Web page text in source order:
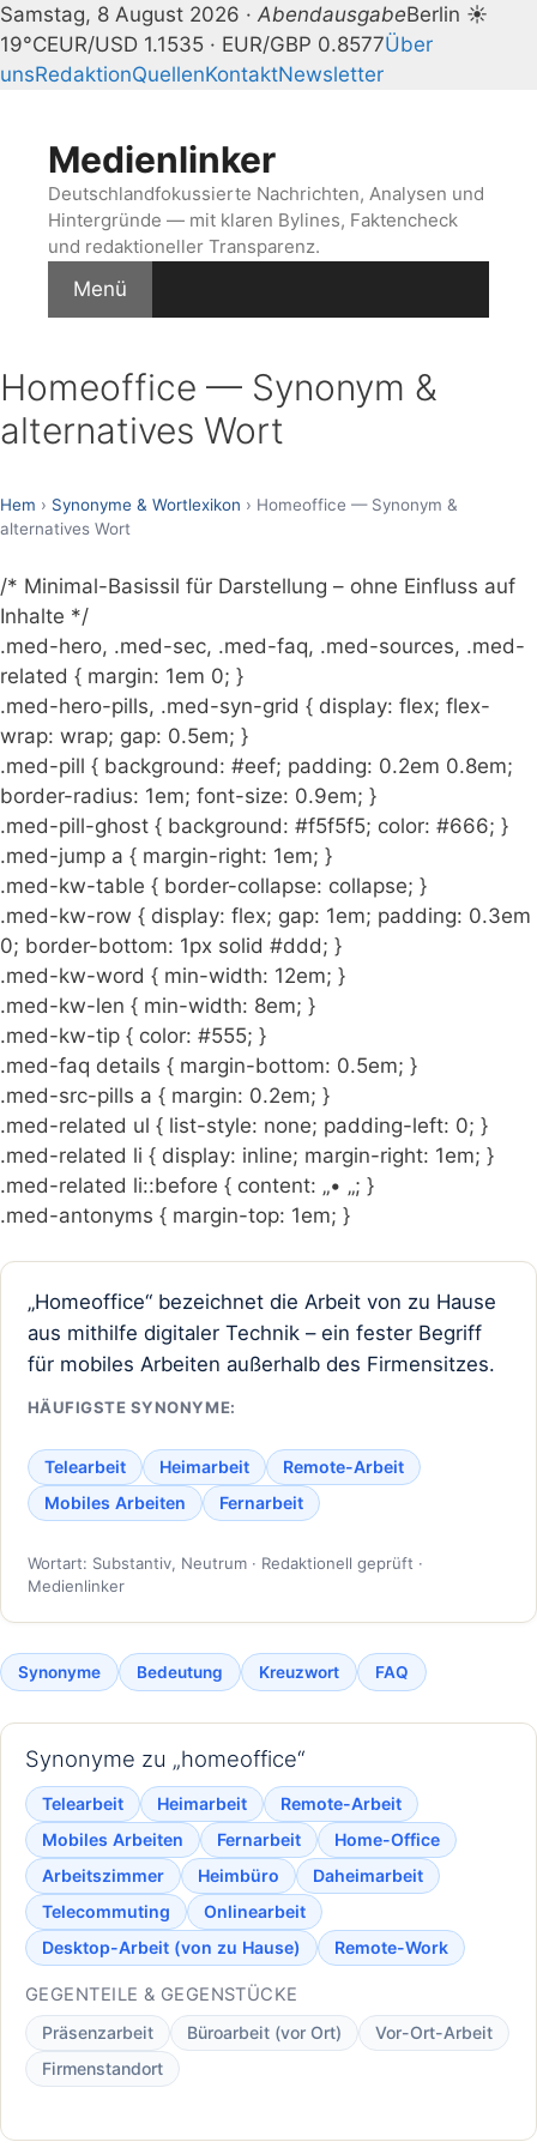
Samstag, 8 August 2026 · AbendausgabeBerlin ☀
19°CEUR/USD 1.1535 · EUR/GBP 0.8577Über
unsRedaktionQuellenKontaktNewsletter
springenMedienlinker
Deutschlandfokussierte Nachrichten, Analysen und
Hintergründe — mit klaren Bylines, Faktencheck
und redaktioneller Transparenz.
Menü
Homeoffice — Synonym &
alternatives Wort
Hem › Synonyme & Wortlexikon › Homeoffice — Synonym &
alternatives Wort
/* Minimal-Basissil für Darstellung – ohne Einfluss auf
Inhalte */
.med-hero, .med-sec, .med-faq, .med-sources, .med-
related { margin: 1em 0; }
.med-hero-pills, .med-syn-grid { display: flex; flex-
wrap: wrap; gap: 0.5em; }
.med-pill { background: #eef; padding: 0.2em 0.8em;
border-radius: 1em; font-size: 0.9em; }
.med-pill-ghost { background: #f5f5f5; color: #666; }
.med-jump a { margin-right: 1em; }
.med-kw-table { border-collapse: collapse; }
.med-kw-row { display: flex; gap: 1em; padding: 0.3em
0; border-bottom: 1px solid #ddd; }
.med-kw-word { min-width: 12em; }
.med-kw-len { min-width: 8em; }
.med-kw-tip { color: #555; }
.med-faq details { margin-bottom: 0.5em; }
.med-src-pills a { margin: 0.2em; }
.med-related ul { list-style: none; padding-left: 0; }
.med-related li { display: inline; margin-right: 1em; }
.med-related li::before { content: „• „; }
.med-antonyms { margin-top: 1em; }
„Homeoffice“ bezeichnet die Arbeit von zu Hause
aus mithilfe digitaler Technik – ein fester Begriff
für mobiles Arbeiten außerhalb des Firmensitzes.
HÄUFIGSTE SYNONYME:
Telearbeit Heimarbeit
Remote-Arbeit
Mobiles Arbeiten
Fernarbeit
Wortart: Substantiv, Neutrum · Redaktionell geprüft ·
Medienlinker
Synonyme Bedeutung Kreuzwort FAQ
Synonyme zu „homeoffice“
Telearbeit Heimarbeit
Remote-Arbeit
Mobiles Arbeiten
Fernarbeit
Home-Office
Arbeitszimmer
Heimbüro
Daheimarbeit
Telecommuting
Onlinearbeit
Desktop-Arbeit (von zu Hause)
Remote-Work
GEGENTEILE & GEGENSTÜCKE
Präsenzarbeit Büroarbeit (vor Ort)
Vor-Ort-Arbeit
Firmenstandort